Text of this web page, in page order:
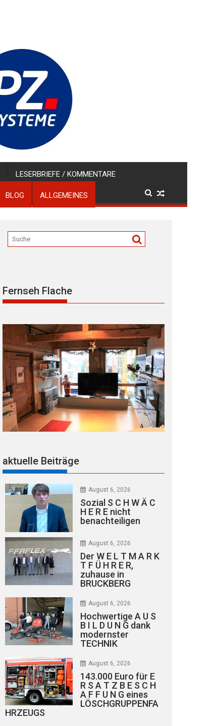
LESERBRIEFE / KOMMENTARE
BLOG ALLGEMEINES
Fernseh Flache
aktuelle Beiträge
August 6, 2026
Sozial S C H W Ä C
H E R E nicht
benachteiligen
August 6, 2026
Der W E L T M A R K
T F Ü H R E R,
zuhause in
BRUCKBERG
August 6, 2026
Hochwertige A U S
B I L D U N G dank
modernster
TECHNIK
August 6, 2026
143.000 Euro für E
R S A T Z B E S C H
A F F U N G eines
LÖSCHGRUPPENFA
HRZEUGS